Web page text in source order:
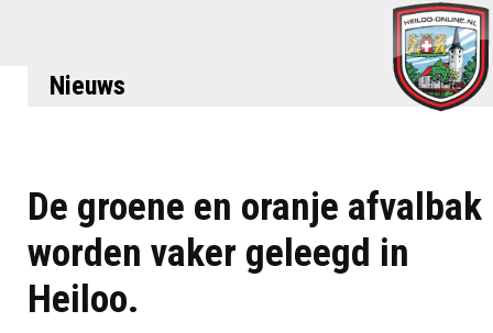
Nieuws
De groene en oranje afvalbak
worden vaker geleegd in
Heiloo.